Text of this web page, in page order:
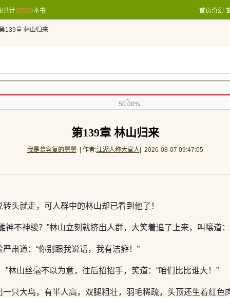
/共计39530本书 首页奇幻·
139章 林山归来
50.00%
第139章 林山归来
我是慕容复的舅舅 | 作者:江湖人称大官人| 2026-08-07 09:47:05
头就走，可人群中的林山却已看到他了！
不神骏？”林山立刻就挤出人群，大笑着追了上来，叫嚷道
肃道：“你别跟我说话，我有洁癖！”
”林山丝毫不以为意，往后招招手，笑道：“咱们比比谁大！”
只大鸟，有半人高，双腿粗壮，羽毛稀疏，头顶还生着红色